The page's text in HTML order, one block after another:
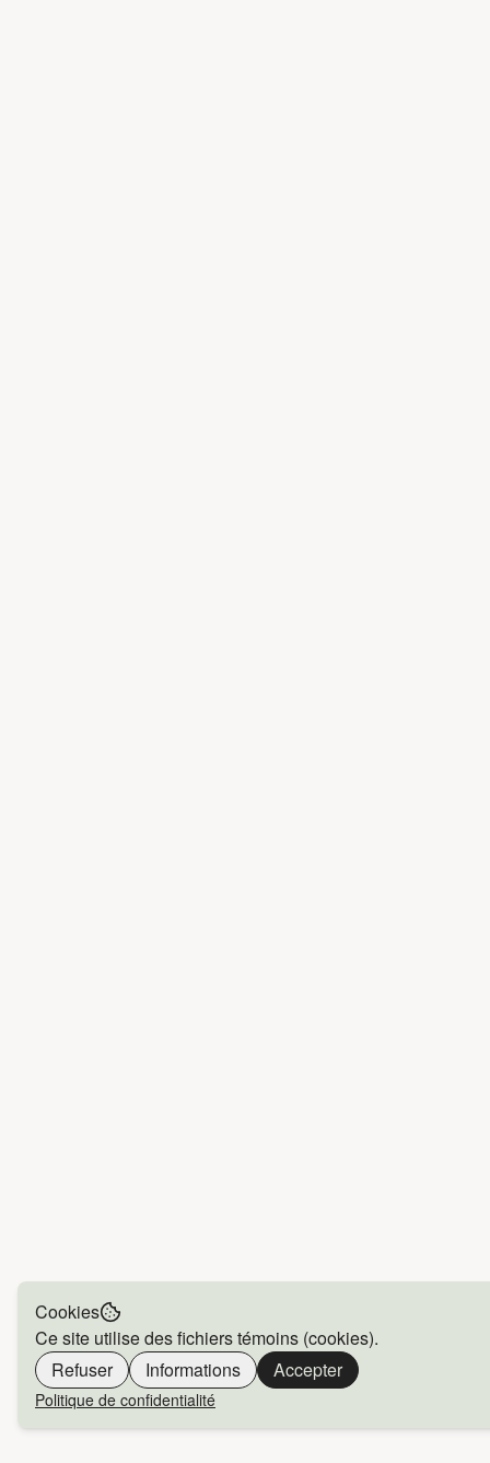
Cookies
Ce site utilise des fichiers témoins (cookies).
Refuser
Informations Accepter
Politique de confidentialité